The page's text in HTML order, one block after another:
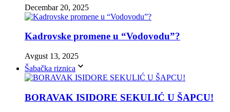
Decembar 20, 2025
Kadrovske promene u “Vodovodu”?
Avgust 13, 2025
Šabačka riznica
BORAVAK ISIDORE SEKULIĆ U ŠAPCU!